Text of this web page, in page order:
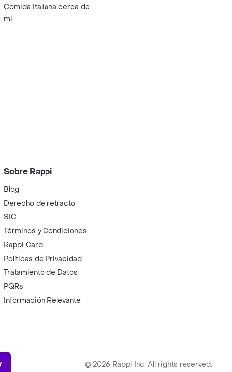
Comida Italiana cerca de
mi
Sobre Rappi
Blog
Derecho de retracto
SIC
Términos y Condiciones
Rappi Card
Políticas de Privacidad
Tratamiento de Datos
PQRs
Información Relevante
© 2026 Rappi Inc. All rights reserved.